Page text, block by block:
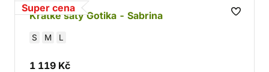
Super cena
Krátké šaty Gotika - Sabrina
S M L
1 119 Kč